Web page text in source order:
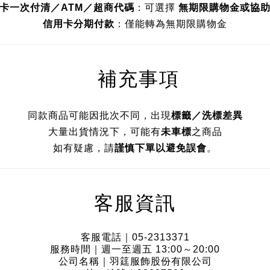
一次付清／ATM／超商代碼 ：可選擇 無期限購物金或協
信用卡分期付款 ：僅能轉為無期限購物金
補充事項
同款商品可能因批次不同，出現標籤／洗標差異
大量出貨情況下，可能有未車標之商品
如有疑慮，請謹慎下單以避免誤會。
客服資訊
客服電話｜05-2313371
服務時間｜週一至週五 13:00～20:00
公司名稱｜羽筳服飾股份有限公司